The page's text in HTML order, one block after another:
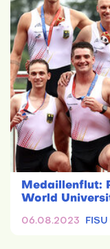
Medaillenflut:
World
06.08.2023